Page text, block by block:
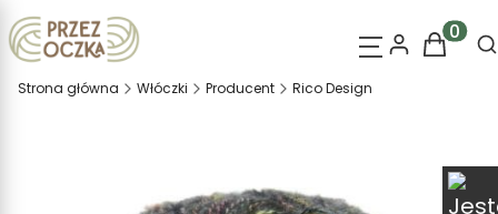
Strona główna Włóczki Producent Rico Design